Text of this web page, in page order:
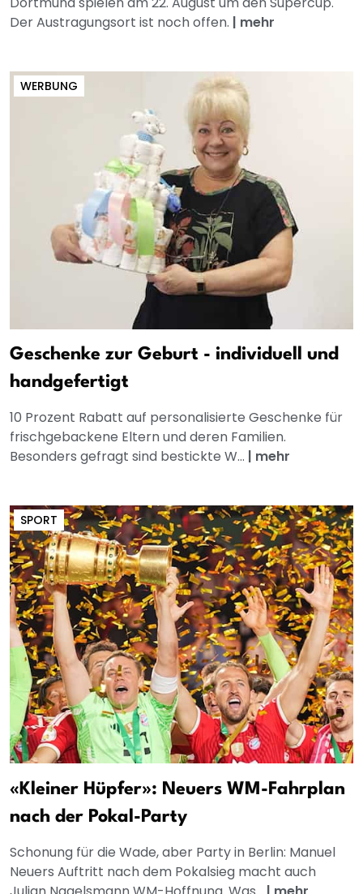
Der Austragungsort ist noch offen. | mehr
WERBUNG
Geschenke zur Geburt - individuell und
handgefertigt
10 Prozent Rabatt auf personalisierte Geschenke für
frischgebackene Eltern und deren Familien.
Besonders gefragt sind bestickte W... | mehr
SPORT
«Kleiner Hüpfer»: Neuers WM-Fahrplan
nach der Pokal-Party
Schonung für die Wade, aber Party in Berlin: Manuel
Neuers Auftritt nach dem Pokalsieg macht auch